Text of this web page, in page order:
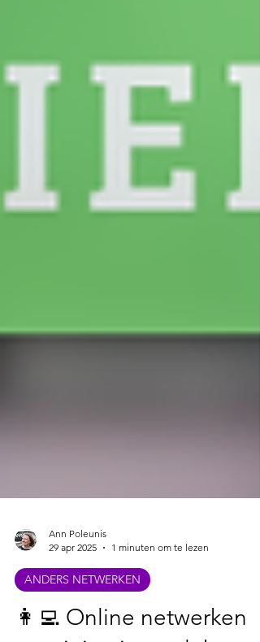
Ann Poleunis
29 apr 2025
1 minuten om te lezen
ANDERS NETWERKEN